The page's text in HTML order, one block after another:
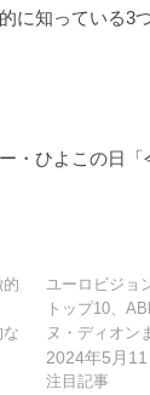
に知っている3
・ひよこの日「
ユーロビジョ
トップ10、
ヌ・ディオン
2024年5月11
注目記事